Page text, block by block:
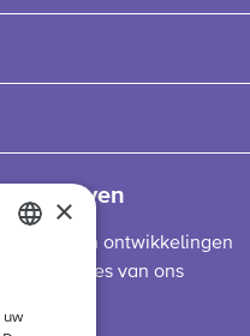
nieuws en ontwikkelingen
en updates van ons
×